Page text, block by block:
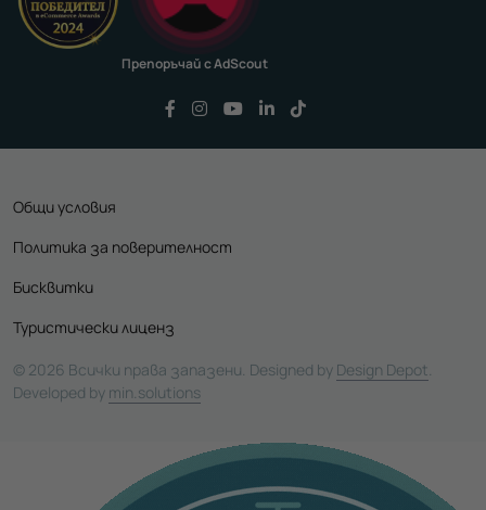
Препоръчай с AdScout
Последвайте ни във Facebook
Последвайте ни във Instagram
Последвайте ни във
Последвайте ни във
Общи условия
Политика за поверителност
Бисквитки
Туристически лиценз
© 2026 Всички права запазени. Designed by Design Depot.
Developed by min.solutions